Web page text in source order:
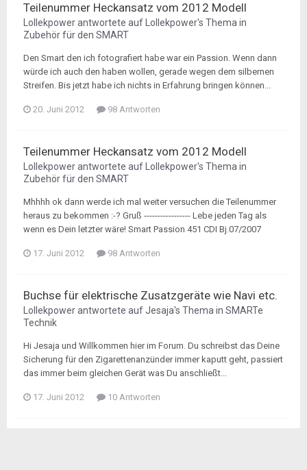
Teilenummer Heckansatz vom 2012 Modell
Lollekpowerantwortete auf Lollekpower's Thema in
Zubehör für den SMART
Den Smart den ich fotografiert habe war ein Passion. Wenn dann
würde ich auch den haben wollen, gerade wegen dem silbernen
Streifen. Bis jetzt habe ich nichts in Erfahrung bringen können...
20. Juni 2012 98 Antworten
Teilenummer Heckansatz vom 2012 Modell
Lollekpowerantwortete auf Lollekpower's Thema in
Zubehör für den SMART
Mhhhh ok dann werde ich mal weiter versuchen die Teilenummer
heraus zu bekommen :-? Gruß ----------------- Lebe jeden Tag als
wenn es Dein letzter wäre! Smart Passion 451 CDI Bj.07/2007
17. Juni 2012 98 Antworten
Buchse für elektrische Zusatzgeräte wie Navi etc.
Lollekpowerantwortete aufJesaja's Thema in SMARTe
Technik
Hi Jesaja und Willkommen hier im Forum. Du schreibst das Deine
Sicherung für den Zigarettenanzünder immer kaputt geht, passiert
das immer beim gleichen Gerät was Du anschließt...
17. Juni 2012 10 Antworten